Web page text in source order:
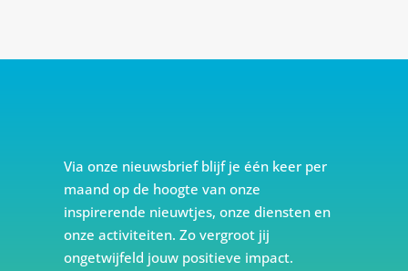
Via onze nieuwsbrief blijf je één keer per
maand op de hoogte van onze
inspirerende nieuwtjes, onze diensten en
onze activiteiten. Zo vergroot jij
ongetwijfeld jouw positieve impact.